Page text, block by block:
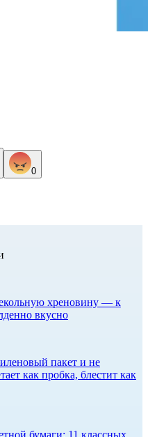
0
хреновину — к
вкусно
пакет и не
как пробка, блестит как